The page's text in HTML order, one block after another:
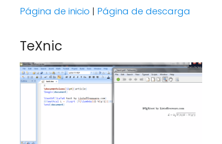
Página de inicio | Página de descarga
TeXnic